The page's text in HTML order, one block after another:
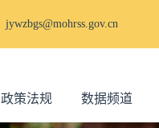
jywzbgs@mohrss.gov.cn
政策法规 数据频道